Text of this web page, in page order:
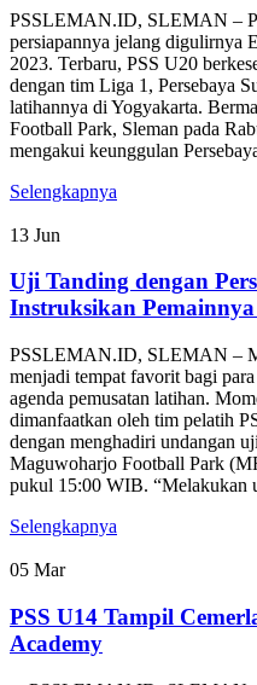
PSSLEMAN.ID, SLEMAN –
persiapannya jelang digulirnya
2023. Terbaru, PSS U20
dengan tim Liga 1, Persebaya
latihannya di Yogyakarta.
Football Park, Sleman pada
mengakui keunggulan
Selengkapnya
13 Jun
Uji Tanding dengan
Instruksikan
PSSLEMAN.ID, SLEMAN –
menjadi tempat favorit bagi
agenda pemusatan latihan.
dimanfaatkan oleh tim pelatih
dengan menghadiri undangan
Maguwoharjo Football Park
pukul 15:00 WIB. “Melakukan
Selengkapnya
05 Mar
PSS U14 Tampil
Academy